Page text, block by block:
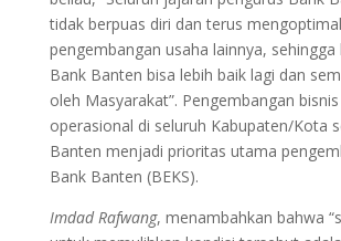
tidak berpuas diri dan terus
pengembangan usaha lainnya, sehingga
Bank Banten bisa lebih baik lagi dan
oleh Masyarakat”. Pengembangan
operasional di seluruh Kabupaten/Kota
Banten menjadi prioritas utama
Bank Banten (BEKS).
Imdad Rafwang, menambahkan bahwa